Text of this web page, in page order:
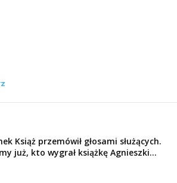
Książ przemówił głosami służących.
już, kto wygrał książkę Agnieszki...